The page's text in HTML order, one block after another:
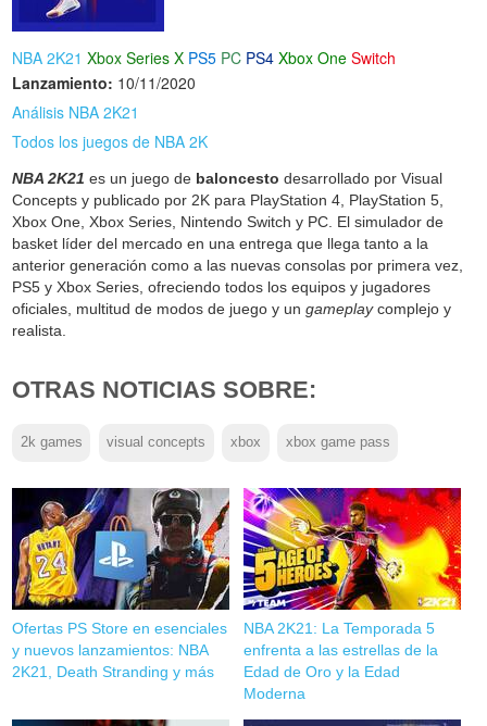
NBA 2K21 Xbox Series X PS5 PC PS4 Xbox One Switch
Lanzamiento: 10/11/2020
Análisis NBA 2K21
Todos los juegos de NBA 2K
NBA 2K21 es un juego de baloncesto desarrollado por Visual
Concepts y publicado por 2K para PlayStation 4, PlayStation 5,
Xbox One, Xbox Series, Nintendo Switch y PC. El simulador de
basket líder del mercado en una entrega que llega tanto a la
anterior generación como a las nuevas consolas por primera vez,
PS5 y Xbox Series, ofreciendo todos los equipos y jugadores
oficiales, multitud de modos de juego y ungameplaycomplejo y
realista.
OTRAS NOTICIAS SOBRE:
2k games visual concepts xbox xbox game pass
Ofertas PS Store en esenciales
y nuevos lanzamientos: NBA
2K21, Death Stranding y más
NBA 2K21: La Temporada 5
enfrenta a las estrellas de la
Edad de Oro y la Edad
Moderna